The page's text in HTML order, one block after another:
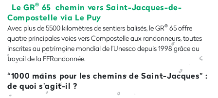
Le GR® 65 chemin vers Saint-Jacques-de-
Compostelle via Le Puy
Avec plus de 5500 kilomètres de sentiers balisés, le GR® 65 offre
quatre principales voies vers Compostelle aux randonneurs, toutes
inscrites au patrimoine mondial de l’Unesco depuis 1998 grâce au
travail de la FFRandonnée.
“1000 mains pour les chemins de Saint-Jacques" :
de quoi s'agit-il ?